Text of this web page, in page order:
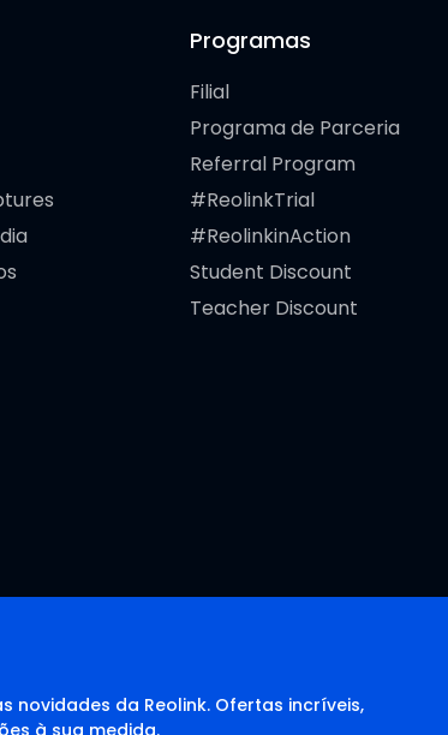
Programas
Filial
Programa de Parceria
Referral Program
#ReolinkTrial
#ReolinkinAction
Student Discount
Teacher Discount
novidades da Reolink. Ofertas incríveis,
à sua medida.